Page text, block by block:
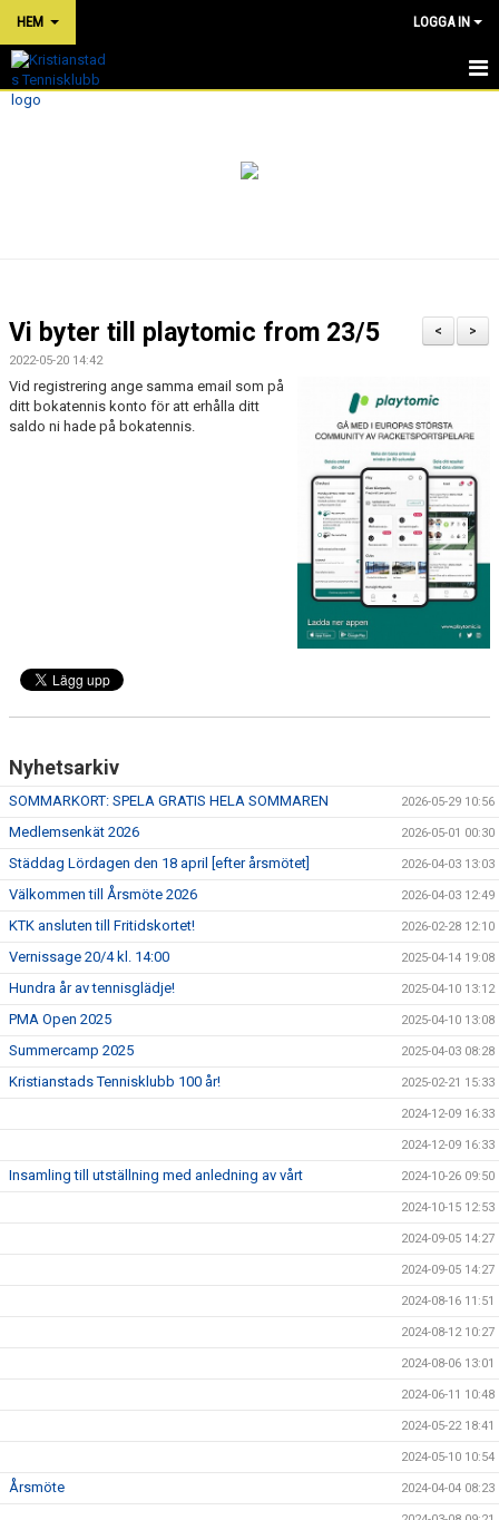
HEM LOGGA IN
HEM
KLUBBKLÄDER
SHOP
>
<
Vi byter till playtomic from 23/5
2022-05-20 14:42
Vid registrering ange samma email som på
ditt bokatennis konto för att erhålla ditt
saldo ni hade på bokatennis.
Nyhetsarkiv
SOMMARKORT: SPELA GRATIS HELA SOMMAREN 2026-05-29 10:56
Medlemsenkät 2026 2026-05-01 00:30
Städdag Lördagen den 18 april [efter årsmötet] 2026-04-03 13:03
Välkommen till Årsmöte 2026 2026-04-03 12:49
KTK ansluten till Fritidskortet! 2026-02-28 12:10
Vernissage 20/4 kl. 14:00 2025-04-14 19:08
Hundra år av tennisglädje! 2025-04-10 13:12
PMA Open 2025 2025-04-10 13:08
Summercamp 2025 2025-04-03 08:28
Kristianstads Tennisklubb 100 år! 2025-02-21 15:33
2024-12-09 16:33
2024-12-09 16:33
Insamling till utställning med anledning av vårt 2024-10-26 09:50
2024-10-15 12:53
2024-09-05 14:27
2024-09-05 14:27
2024-08-16 11:51
2024-08-12 10:27
2024-08-06 13:01
2024-06-11 10:48
2024-05-22 18:41
2024-05-10 10:54
Årsmöte 2024-04-04 08:23